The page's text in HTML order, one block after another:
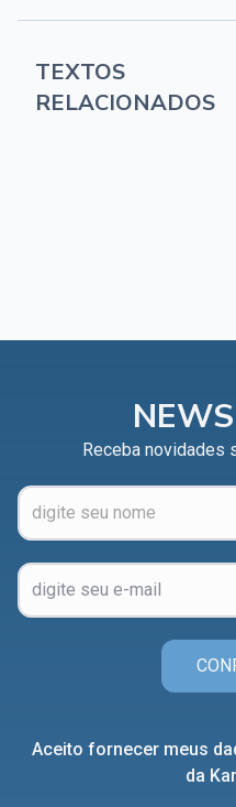
TEXTOS
RELACIONADOS
Receba novidades
Aceito fornecer meus
da